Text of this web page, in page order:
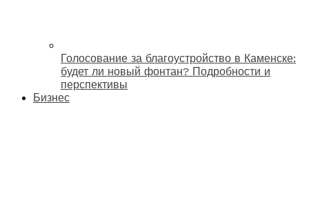
Голосование за благоустройство в Каменске:
будет ли новый фонтан? Подробности и
перспективы
Бизнес